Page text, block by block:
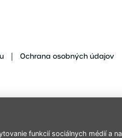
Ochrana osobných údajov
funkcií sociálnych médií a